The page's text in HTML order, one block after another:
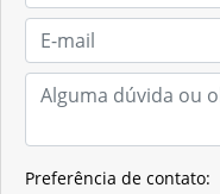
Preferência de contato: